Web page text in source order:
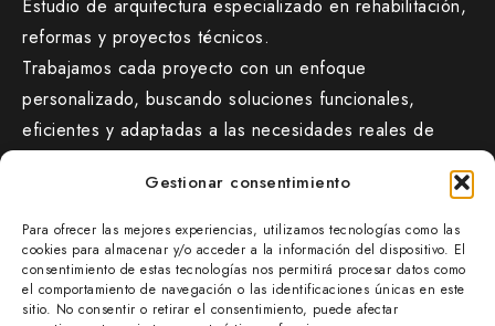
Gestionar consentimiento
Para ofrecer las mejores experiencias, utilizamos tecnologías como las
cookies para almacenar y/o acceder a la información del dispositivo. El
consentimiento de estas tecnologías nos permitirá procesar datos como
el comportamiento de navegación o las identificaciones únicas en este
sitio. No consentir o retirar el consentimiento, puede afectar
Estudio de arquitectura especializado en rehabilitación,
reformas y proyectos técnicos.
Trabajamos cada proyecto con un enfoque
personalizado, buscando soluciones funcionales,
eficientes y adaptadas a las necesidades reales de
jiarquitectura.com/
677 47 38 54
info@jiarquitectura.com